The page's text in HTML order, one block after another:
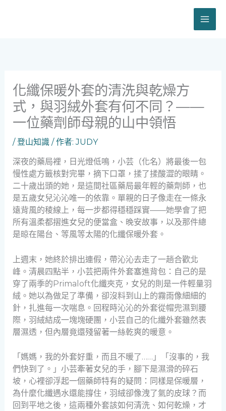
化纖保暖外套的清洗與乾燥方
式，與羽絨外套有何不同？——
一位藥劑師母親的山中領悟
/登山知識/ 作者:JUDY
深夜的藥局裡，日光燈低鳴，小芸（化名）將最後一包
慢性處方籤核對完畢，摘下口罩，揉了揉酸澀的眼睛。
二十歲出頭的她，是這間社區藥局最年輕的藥劑師，也
是五歲女兒沁沁唯一的依靠。單親的日子像走在一條永
遠背風的稜線上，每一步都得穩穩踩實——她學會了把
所有溫柔都摺進女兒的便當盒、晚安故事，以及那件總
是晾在陽台、等風等太陽的化纖保暖外套。
上週末，她終於排出連假，帶沁沁去走了一趟合歡北
峰。清晨四點半，小芸把兩件外套塞進背包：自己的是
穿了兩季的Primaloft化纖夾克，女兒的則是一件輕量羽
絨。她以為做足了準備，卻沒料到山上的霧雨像細細的
針，扎進每一次喘息。回程時沁沁的外套從帽兜濕到腰
際，羽絨結成一塊塊硬團，小芸自己的化纖外套雖然表
層濕透，但內層竟還殘留著一絲乾爽的暖意。
「媽媽，我的外套好重，而且不暖了……」「沒事的，我
們快到了。」小芸牽著女兒的手，腳下是濕滑的碎石
坡，心裡卻浮起一個藥師特有的疑問：同樣是保暖層，
為什麼化纖遇水還能撐住，羽絨卻像洩了氣的皮球？而
回到平地之後，這兩種外套該如何清洗、如何乾燥，才